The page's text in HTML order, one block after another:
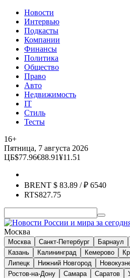
Новости
Интервью
Подкасты
Компании
Финансы
Политика
Общество
Право
Авто
Недвижимость
IT
Стиль
Тесты
16+
Пятница, 7 августа 2026
ЦБ$77.96€88.91¥11.51
BRENT $ 83.89 / ₽ 6540
RTS827.75
Москва
Москва Санкт-Петербург Барнаул
Казань
Калининград Кемерово
Липецк
Нижний Новгород
Ростов-на-Дону
Самара Саратов